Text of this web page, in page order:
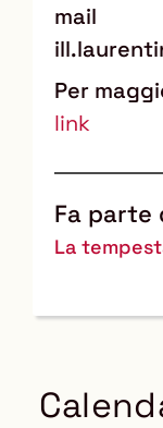
mail
Per
link
Fa parte
La